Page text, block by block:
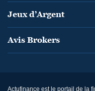
Jeux d’Argent
Avis Brokers
Actufinance est le portail de la